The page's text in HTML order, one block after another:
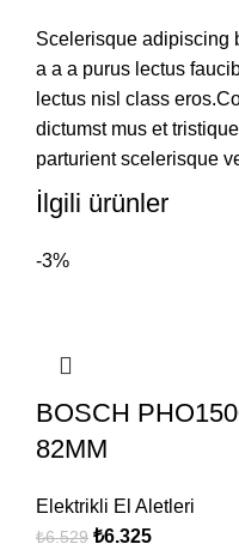
Scelerisque adipiscing
a a a purus lectus
lectus nisl class
dictumst mus et
parturient scelerisque
İlgili ürünler
-3%
BOSCH
82MM
Elektrikli El Aletleri
₺6.529 ₺6.325